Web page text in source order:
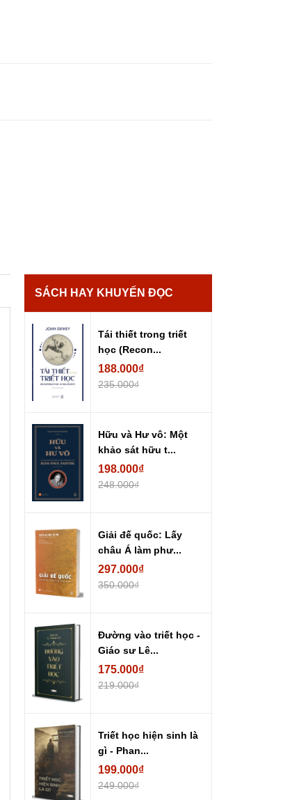
SÁCH HAY KHUYẾN ĐỌC
Tái thiết trong triết
học (Recon...
188.000₫
235.000₫
Hữu và Hư vô: Một
khảo sát hữu t...
198.000₫
248.000₫
Giải đế quốc: Lấy
châu Á làm phư...
297.000₫
350.000₫
Đường vào triết học -
Giáo sư Lê...
175.000₫
219.000₫
Triết học hiện sinh là
gì - Phan...
199.000₫
249.000₫